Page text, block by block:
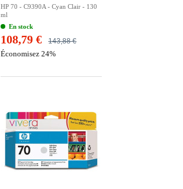
HP 70 - C9390A - Cyan Clair - 130
ml
En stock
143,88 €
108,79 €
Économisez 24%